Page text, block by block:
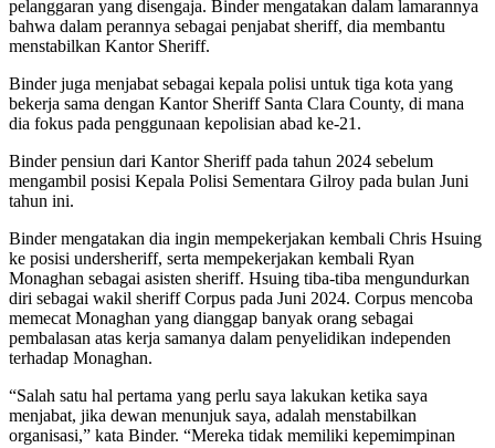
pelanggaran yang disengaja. Binder mengatakan dalam lamarannya
bahwa dalam perannya sebagai penjabat sheriff, dia membantu
menstabilkan Kantor Sheriff.
Binder juga menjabat sebagai kepala polisi untuk tiga kota yang
bekerja sama dengan Kantor Sheriff Santa Clara County, di mana
dia fokus pada penggunaan kepolisian abad ke-21.
Binder pensiun dari Kantor Sheriff pada tahun 2024 sebelum
mengambil posisi Kepala Polisi Sementara Gilroy pada bulan Juni
tahun ini.
Binder mengatakan dia ingin mempekerjakan kembali Chris Hsuing
ke posisi undersheriff, serta mempekerjakan kembali Ryan
Monaghan sebagai asisten sheriff. Hsuing tiba-tiba mengundurkan
diri sebagai wakil sheriff Corpus pada Juni 2024. Corpus mencoba
memecat Monaghan yang dianggap banyak orang sebagai
pembalasan atas kerja samanya dalam penyelidikan independen
terhadap Monaghan.
“Salah satu hal pertama yang perlu saya lakukan ketika saya
menjabat, jika dewan menunjuk saya, adalah menstabilkan
organisasi,” kata Binder. “Mereka tidak memiliki kepemimpinan